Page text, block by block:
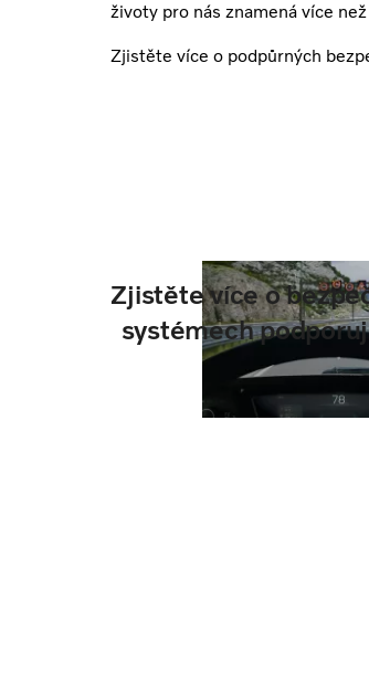
životy pro nás znamená více
Zjistěte více o podpůrných
Zjistěte více o
systémech